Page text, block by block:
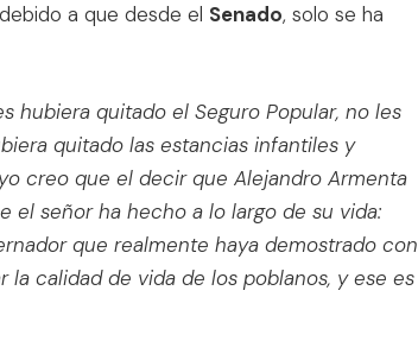
a que desde el Senado, solo se ha
hubiera quitado el Seguro Popular, no les
quitado las estancias infantiles y
creo que el decir que Alejandro Armenta
el señor ha hecho a lo largo de su vida:
que realmente haya demostrado con
calidad de vida de los poblanos, y ese es